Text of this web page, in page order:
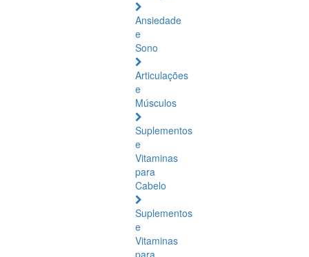
Ansiedade
e
Sono
Articulações
e
Músculos
Suplementos
e
Vitaminas
para
Cabelo
Suplementos
e
Vitaminas
para